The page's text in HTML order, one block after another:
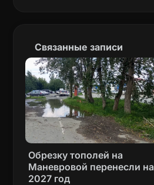
Связанные записи
Обрезку тополей на
Маневровой перенесли на
2027 год